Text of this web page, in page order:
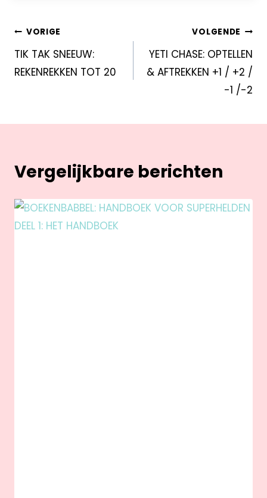
VORIGE
TIK TAK SNEEUW:
REKENREKKEN TOT 20
VOLGENDE
YETI CHASE: OPTELLEN
& AFTREKKEN +1 / +2 /
-1 /-2
Vergelijkbare berichten